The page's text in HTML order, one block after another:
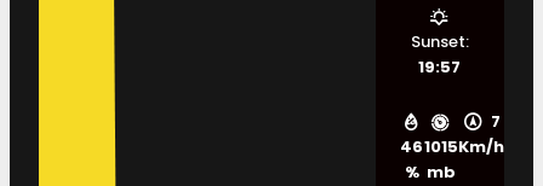
46
%
1015
mb
7
Km/h
Sunset:
19:57